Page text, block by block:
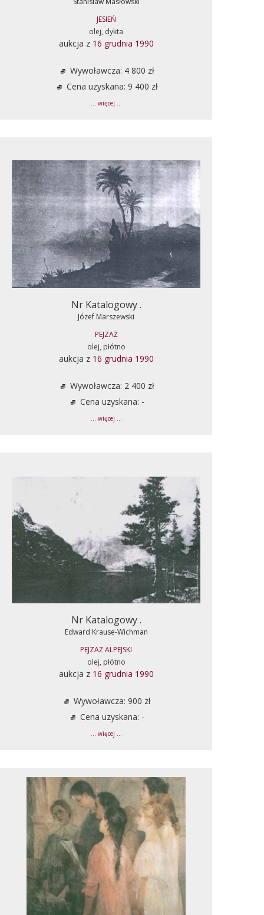
JESIEŃ
olej, dykta
aukcja z 16 grudnia 1990
Wywoławcza: 4 800 zł
Cena uzyskana: 9 400 zł
... więcej ...
Nr Katalogowy .
Józef Marszewski
PEJZAŻ
olej, płótno
aukcja z 16 grudnia 1990
Wywoławcza: 2 400 zł
Cena uzyskana: -
... więcej ...
Nr Katalogowy .
Edward Krause-Wichman
PEJZAŻ ALPEJSKI
olej, płótno
aukcja z 16 grudnia 1990
Wywoławcza: 900 zł
Cena uzyskana: -
... więcej ...